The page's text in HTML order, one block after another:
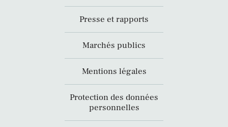
Presse et rapports
Marchés publics
Mentions légales
Protection des données
personnelles